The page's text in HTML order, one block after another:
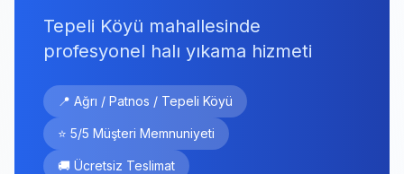
Tepeli Köyü mahallesinde
profesyonel halı yıkama hizmeti
📍 Ağrı / Patnos / Tepeli Köyü
⭐ 5/5 Müşteri Memnuniyeti
🚚 Ücretsiz Teslimat